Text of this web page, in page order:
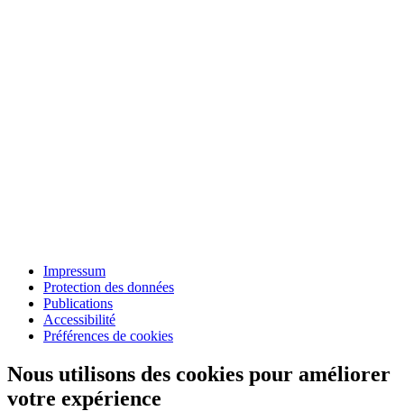
Impressum
Protection des données
Publications
Accessibilité
Préférences de cookies
Nous utilisons des cookies pour améliorer
votre expérience